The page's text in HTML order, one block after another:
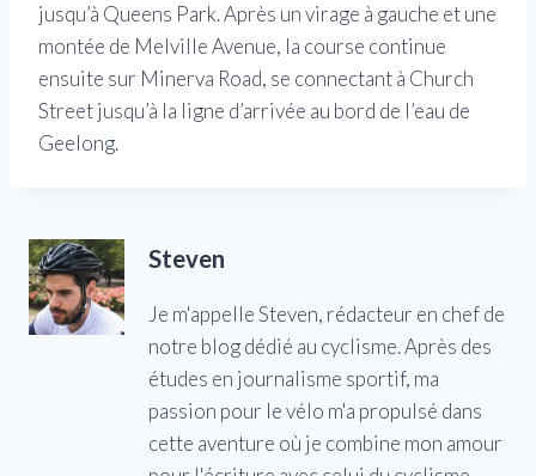
jusqu’à Queens Park. Après un virage à gauche et une
montée de Melville Avenue, la course continue
ensuite sur Minerva Road, se connectant à Church
Street jusqu’à la ligne d’arrivée au bord de l’eau de
Geelong.
Steven
Je m'appelle Steven, rédacteur en chef de
notre blog dédié au cyclisme. Après des
études en journalisme sportif, ma
passion pour le vélo m'a propulsé dans
cette aventure où je combine mon amour